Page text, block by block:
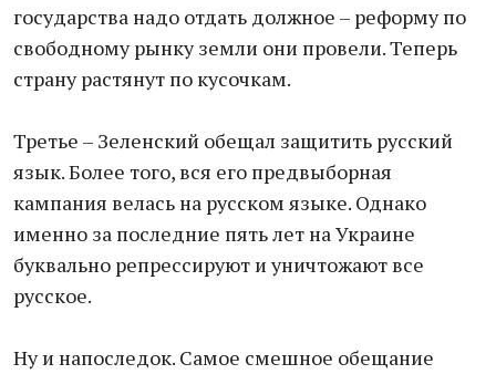
государства надо отдать должное – реформу по
свободному рынку земли они провели. Теперь
страну растянут по кусочкам.
Третье – Зеленский обещал защитить русский
язык. Более того, вся его предвыборная
кампания велась на русском языке. Однако
именно за последние пять лет на Украине
буквально репрессируют и уничтожают все
русское.
Ну и напоследок. Самое смешное обещание